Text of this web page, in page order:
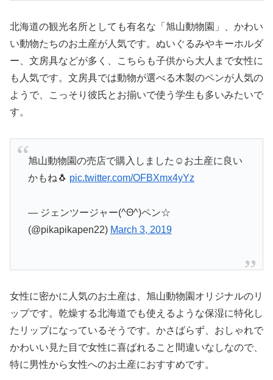
北海道の観光名所としても有名な「旭山動物園」、かわい
い動物たちのお土産が人気です。ぬいぐるみやキーホルダ
ー、文房具などが多く、こちらも子供から大人まで女性に
も人気です。文房具では動物が選べる木製のペンが人気の
ようで、こっそり彼氏とお揃いで使う学生も多いみたいで
す。
旭山動物園の売店で購入しました☺️お土産に良い
かもね🐧 pic.twitter.com/OFBXmx4yYz
— ジェンツージャー(^Θ^)ペン☆
(@pikapikapen22) March 3, 2019
女性に密かに人気のお土産は、旭山動物園オリジナルのリ
ップです。乾燥する北海道でも使えるような保湿に特化し
たリップになっているそうです。かさばらず、おしゃれで
かわいい見た目で女性に喜ばれること間違いなしなので、
特に男性から女性へのお土産におすすめです。